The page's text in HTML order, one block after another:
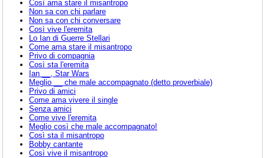
Così ama stare il misantropo
Non sa con chi parlare
Non sa con chi conversare
Così vive l'eremita
Lo Ian di Guerre Stellari
Come ama stare il misantropo
Privo di compagnia
Così sta l'eremita
Ian __, Star Wars
Meglio __ che male accompagnato (detto proverbiale)
Privo di amici
Come ama vivere il single
Senza amici
Come vive l'eremita
Meglio così che male accompagnato!
Così sta il misantropo
Bobby cantante
Così vive il misantropo